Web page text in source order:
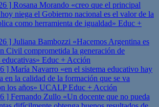
] Rosana Morando «creo que el principal
niega el Gobierno nacional es el valor de la
como herramienta de igualdad» Educ +
] Juliana Bambozzi «Hacemos Argentina es
Civil comprometida la generación de
Educ + Acción
] María Navarro «en el sistema educativo hay
en la calidad de la formación que se va
los años» UCALPEduc + Acción
] Fernando Zullo «Un docente que no pueda